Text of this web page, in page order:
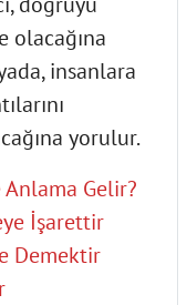
olacağına
insanlara
yorulur.
Gelir?
İşarettir
Demektir